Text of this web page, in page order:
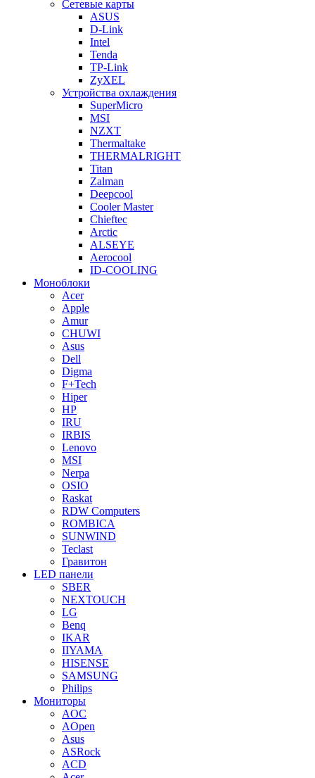
Сетевые карты
ASUS
D-Link
Intel
Tenda
TP-Link
ZyXEL
Устройства охлаждения
SuperMicro
MSI
NZXT
Thermaltake
THERMALRIGHT
Titan
Zalman
Deepcool
Cooler Master
Chieftec
Arctic
ALSEYE
Aerocool
ID-COOLING
Моноблоки
Acer
Apple
Amur
CHUWI
Asus
Dell
Digma
F+Tech
Hiper
HP
IRU
IRBIS
Lenovo
MSI
Nerpa
OSIO
Raskat
RDW Computers
ROMBICA
SUNWIND
Teclast
Гравитон
LED панели
SBER
NEXTOUCH
LG
Benq
IKAR
IIYAMA
HISENSE
SAMSUNG
Philips
Мониторы
AOC
AOpen
Asus
ASRock
ACD